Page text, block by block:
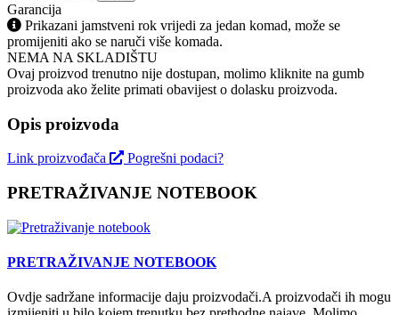
Garancija
Prikazani jamstveni rok vrijedi za jedan komad, može se
promijeniti ako se naruči više komada.
NEMA NA SKLADIŠTU
Ovaj proizvod trenutno nije dostupan, molimo kliknite na gumb
proizvoda ako želite primati obavijest o dolasku proizvoda.
Opis proizvoda
Link proizvođača Pogrešni podaci?
PRETRAŽIVANJE NOTEBOOK
PRETRAŽIVANJE NOTEBOOK
Ovdje sadržane informacije daju proizvodači.A proizvodači ih mogu